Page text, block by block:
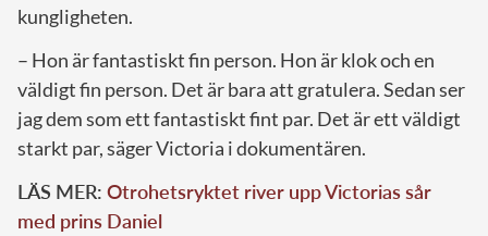
kungligheten.
– Hon är fantastiskt fin person. Hon är klok och en
väldigt fin person. Det är bara att gratulera. Sedan ser
jag dem som ett fantastiskt fint par. Det är ett väldigt
starkt par, säger Victoria i dokumentären.
LÄS MER: Otrohetsryktet river upp Victorias sår
med prins Daniel